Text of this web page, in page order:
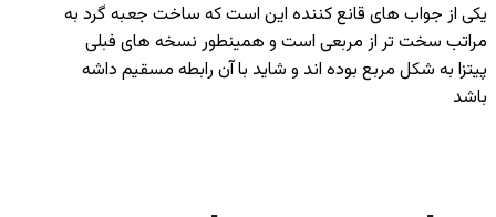
یکی از جواب های قانع کننده این است که ساخت جعبه گرد به
مراتب سخت تر از مربعی است و همینطور نسخه های فبلی
پیتزا به شکل مربع بوده اند و شاید با آن رابطه مسقیم داشه
باشد